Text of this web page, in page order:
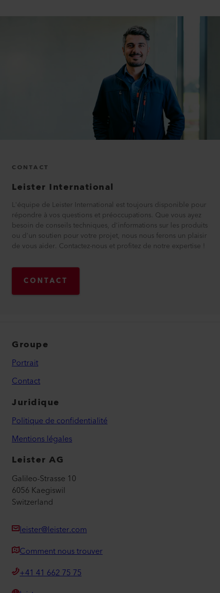
CONTACT
Leister International
L'équipe de Leister International est toujours disponible pour
répondre à vos questions et préoccupations. Que vous ayez
besoin de conseils techniques, d'informations sur les produits
ou d'un soutien pour votre projet, nous nous ferons un plaisir
de vous aider. Contactez-nous et profitez de notre expertise !
CONTACT
Groupe
Portrait
Contact
Juridique
Politique de confidentialité
Mentions légales
Leister AG
Galileo-Strasse 10
6056 Kaegiswil
Switzerland
leister@leister.com
Comment nous trouver
+41 41 662 75 75